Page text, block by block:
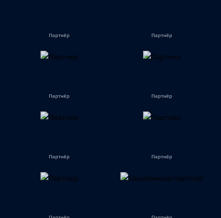
Партнёр Партнёр
Партнёр Партнёр
Партнёр Партнёр